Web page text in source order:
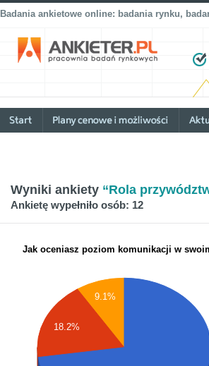
Badania ankietowe online: badania rynku,
Wyniki ankiety “Rola
Ankietę wypełniło osób: 12
Jak oceniasz poziom komunikacji w
9.1%
18.2%